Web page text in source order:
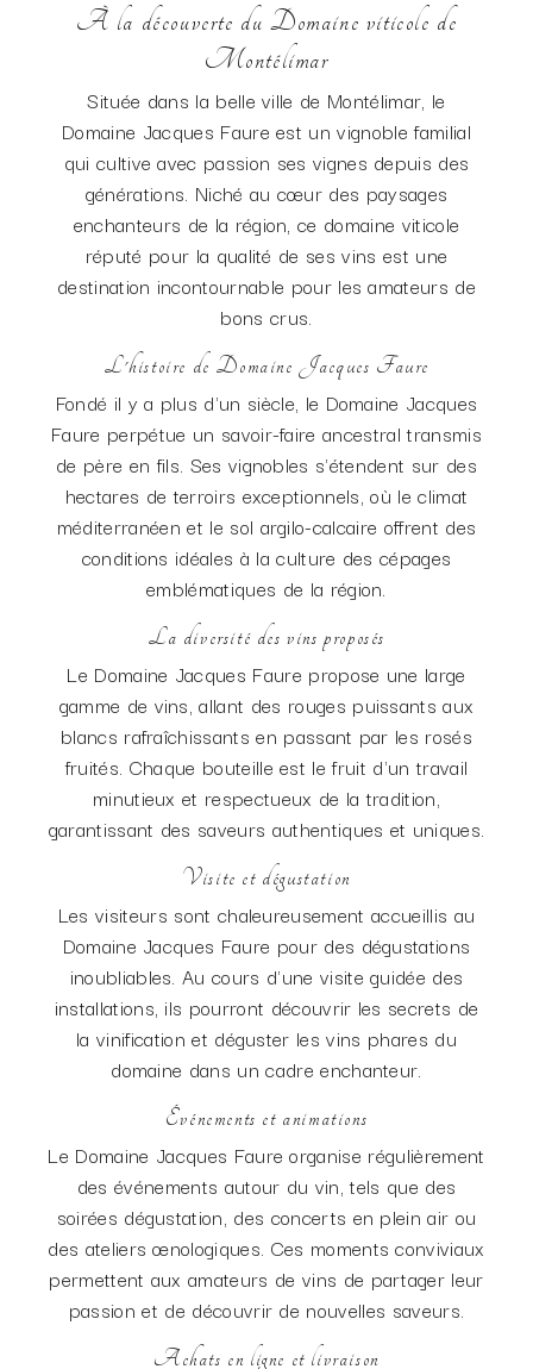
À la découverte du Domaine viticole de
Montélimar
Située dans la belle ville de Montélimar, le
Domaine Jacques Faure est un vignoble familial
qui cultive avec passion ses vignes depuis des
générations. Niché au cœur des paysages
enchanteurs de la région, ce domaine viticole
réputé pour la qualité de ses vins est une
destination incontournable pour les amateurs de
bons crus.
L'histoire de Domaine Jacques Faure
Fondé il y a plus d'un siècle, le Domaine Jacques
Faure perpétue un savoir-faire ancestral transmis
de père en fils. Ses vignobles s'étendent sur des
hectares de terroirs exceptionnels, où le climat
méditerranéen et le sol argilo-calcaire offrent des
conditions idéales à la culture des cépages
emblématiques de la région.
La diversité des vins proposés
Le Domaine Jacques Faure propose une large
gamme de vins, allant des rouges puissants aux
blancs rafraîchissants en passant par les rosés
fruités. Chaque bouteille est le fruit d'un travail
minutieux et respectueux de la tradition,
garantissant des saveurs authentiques et uniques.
Visite et dégustation
Les visiteurs sont chaleureusement accueillis au
Domaine Jacques Faure pour des dégustations
inoubliables. Au cours d'une visite guidée des
installations, ils pourront découvrir les secrets de
la vinification et déguster les vins phares du
domaine dans un cadre enchanteur.
Événements et animations
Le Domaine Jacques Faure organise régulièrement
des événements autour du vin, tels que des
soirées dégustation, des concerts en plein air ou
des ateliers œnologiques. Ces moments conviviaux
permettent aux amateurs de vins de partager leur
passion et de découvrir de nouvelles saveurs.
Achats en ligne et livraison